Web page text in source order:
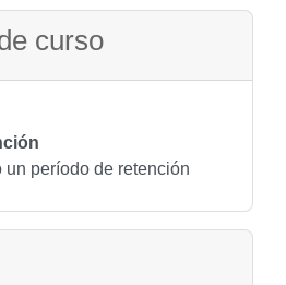
curso
un período de retención